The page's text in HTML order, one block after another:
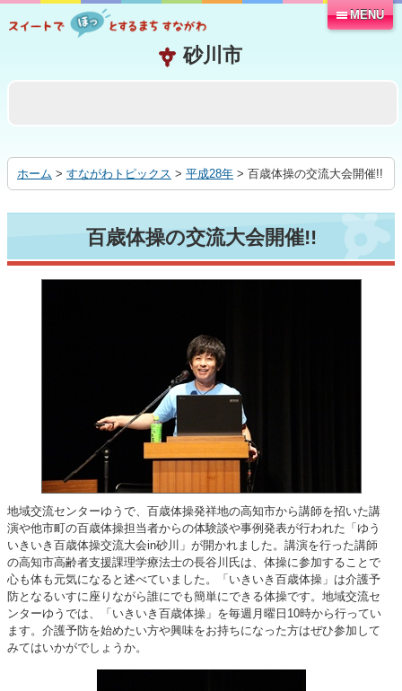
る
MENU
ホーム > すながわトピックス > 平成28年 > 百歳体操の交流大会開催!!
百歳体操の交流大会開催!!
地域交流センターゆうで、百歳体操発祥地の高知市から講師を招いた講
演や他市町の百歳体操担当者からの体験談や事例発表が行われた「ゆう
いきいき百歳体操交流大会in砂川」が開かれました。講演を行った講師
の高知市高齢者支援課理学療法士の長谷川氏は、体操に参加することで
心も体も元気になると述べていました。「いきいき百歳体操」は介護予
防となるいすに座りながら誰にでも簡単にできる体操です。地域交流セ
ンターゆうでは、「いきいき百歳体操」を毎週月曜日10時から行ってい
ます。介護予防を始めたい方や興味をお持ちになった方はぜひ参加して
みてはいかがでしょうか。